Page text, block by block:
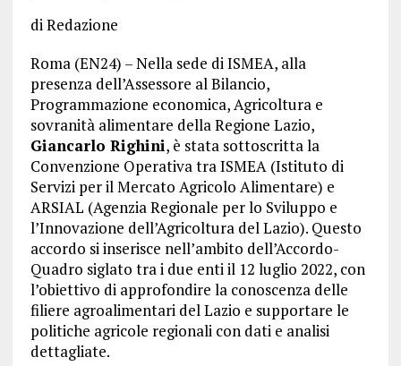
di Redazione
Roma (EN24) – Nella sede di ISMEA, alla
presenza dell’Assessore al Bilancio,
Programmazione economica, Agricoltura e
sovranità alimentare della Regione Lazio,
Giancarlo Righini, è stata sottoscritta la
Convenzione Operativa tra ISMEA (Istituto di
Servizi per il Mercato Agricolo Alimentare) e
ARSIAL (Agenzia Regionale per lo Sviluppo e
l’Innovazione dell’Agricoltura del Lazio). Questo
accordo si inserisce nell’ambito dell’Accordo-
Quadro siglato tra i due enti il 12 luglio 2022, con
l’obiettivo di approfondire la conoscenza delle
filiere agroalimentari del Lazio e supportare le
politiche agricole regionali con dati e analisi
dettagliate.